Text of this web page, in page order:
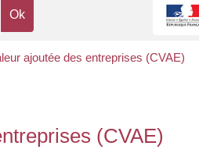
ajoutée des entreprises (CVAE)
(CVAE)